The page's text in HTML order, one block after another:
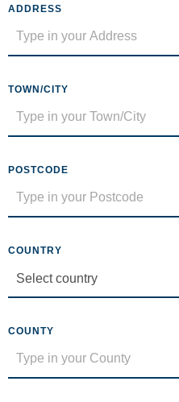
ADDRESS
TOWN/CITY
POSTCODE
COUNTRY
COUNTY